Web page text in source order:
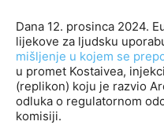
Dana 12. prosinca 2024.
lijekove za ljudsku
mišljenje u kojem se
u promet Kostaivea,
(replikon) koju je razvio
odluka o regulatornom
komisiji.